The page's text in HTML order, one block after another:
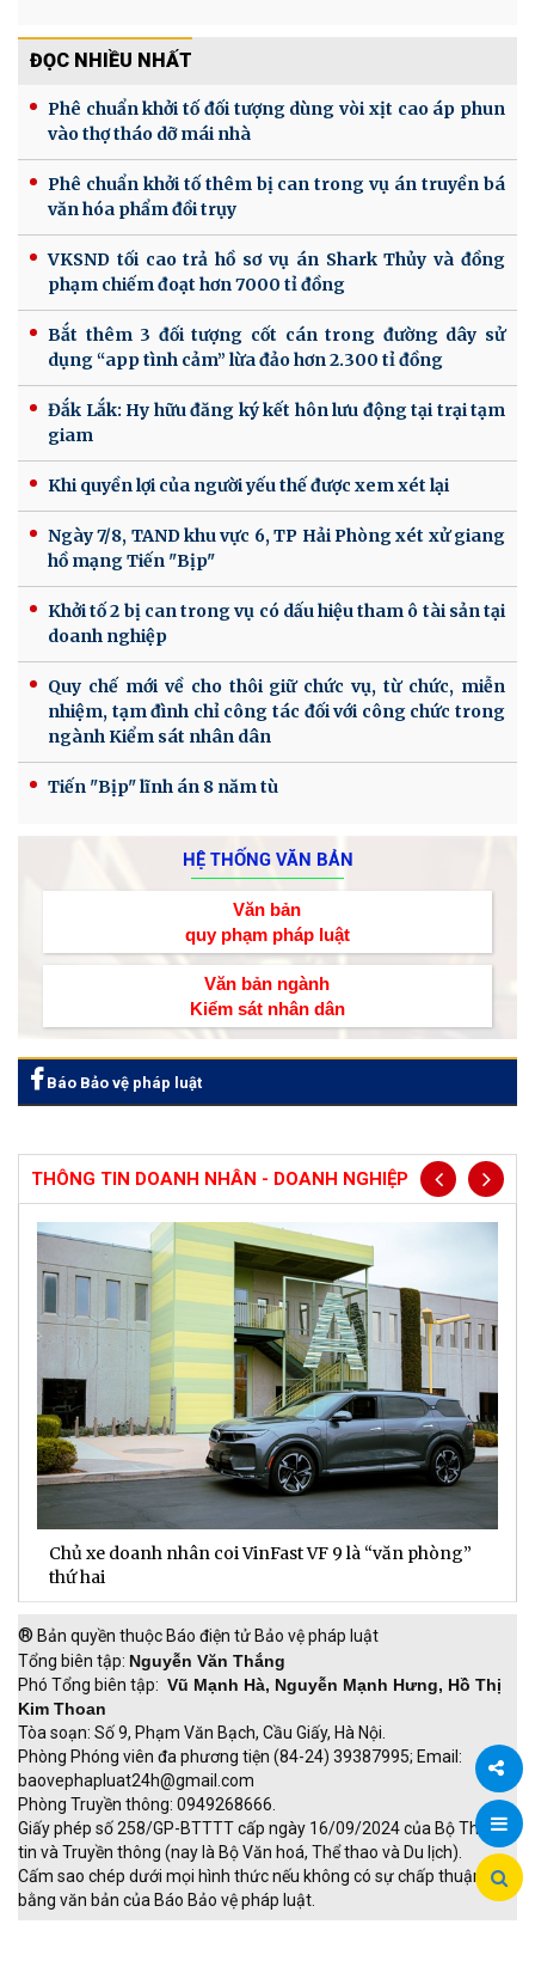
Chia
ĐỌC NHIỀU NHẤT
Phê chuẩn khởi tố đối tượng dùng vòi xịt cao áp phun
vào thợ tháo dỡ mái nhà
Phê chuẩn khởi tố thêm bị can trong vụ án truyền bá
văn hóa phẩm đồi trụy
VKSND tối cao trả hồ sơ vụ án Shark Thủy và đồng
phạm chiếm đoạt hơn 7000 tỉ đồng
Bắt thêm 3 đối tượng cốt cán trong đường dây sử
dụng “app tình cảm” lừa đảo hơn 2.300 tỉ đồng
Đắk Lắk: Hy hữu đăng ký kết hôn lưu động tại trại tạm
giam
Khi quyền lợi của người yếu thế được xem xét lại
Ngày 7/8, TAND khu vực 6, TP Hải Phòng xét xử giang
hồ mạng Tiến "Bịp"
Khởi tố 2 bị can trong vụ có dấu hiệu tham ô tài sản tại
doanh nghiệp
Quy chế mới về cho thôi giữ chức vụ, từ chức, miễn
nhiệm, tạm đình chỉ công tác đối với công chức trong
ngành Kiểm sát nhân dân
Tiến "Bịp" lĩnh án 8 năm tù
HỆ THỐNG VĂN BẢN
Văn bản
quy phạm pháp luật
Văn bản ngành
Kiểm sát nhân dân
Báo Bảo vệ pháp luật
THÔNG TIN DOANH NHÂN - DOANH NGHIỆP
TTC Energy được vinh danh Top 50 Nhãn hiệu Nổi
tiếng Việt Nam 2026
® Bản quyền thuộc Báo điện tử Bảo vệ pháp luật
Tổng biên tập: Nguyễn Văn Thắng
Phó Tổng biên tập: Vũ Mạnh Hà, Nguyễn Mạnh Hưng, Hồ Thị
Kim Thoan
Tòa soạn: Số 9, Phạm Văn Bạch, Cầu Giấy, Hà Nội.
Phòng Phóng viên đa phương tiện (84-24) 39387995; Email:
baovephapluat24h@gmail.com
Phòng Truyền thông: 0949268666.
Giấy phép số 258/GP-BTTTT cấp ngày 16/09/2024 của Bộ Thông
tin và Truyền thông (nay là Bộ Văn hoá, Thể thao và Du lịch).
Cấm sao chép dưới mọi hình thức nếu không có sự chấp thuận
bằng văn bản của Báo Bảo vệ pháp luật.